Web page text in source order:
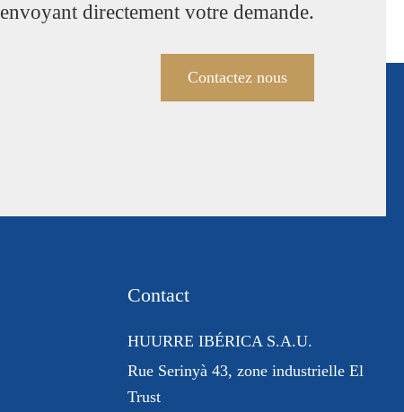
envoyant directement votre demande.
Contactez nous
Contact
HUURRE IBÉRICA S.A.U.
Rue Serinyà 43, zone industrielle El
Trust